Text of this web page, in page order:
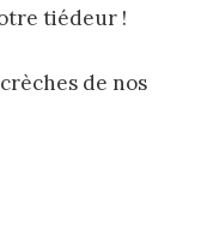
tiédeur !
de nos